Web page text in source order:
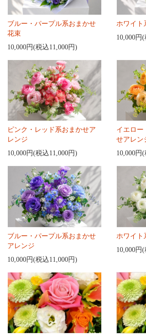
ブルー・パープル系おまかせ
花束
10,000円(税込11,000円)
ホワイト
10,000円
ピンク・レッド系おまかせア
レンジ
10,000円(税込11,000円)
イエロー
せアレン
10,000円
ブルー・パープル系おまかせ
アレンジ
10,000円(税込11,000円)
ホワイト
10,000円